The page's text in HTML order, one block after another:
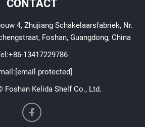
CONTACT
4, Zhujiang Schakelaarsfabriek, Nr.
Foshan, Guangdong, China
+86-13417229786
[email protected]
Foshan Kelida Shelf Co., Ltd.